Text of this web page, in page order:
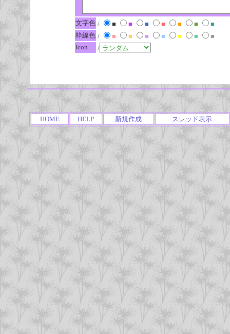
文字色 / ■ ■ ■ ■ ■ ■
■
枠線色 / ■ ■ ■ ■ ■ ■
■
Icon
/
HOME HELP 新規作成 スレッド表示